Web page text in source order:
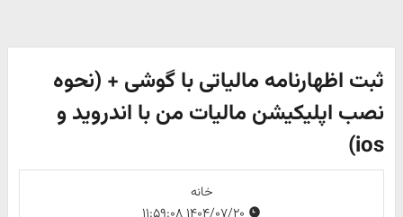
ثبت اظهارنامه مالیاتی با گوشی + (نحوه
نصب اپلیکیشن مالیات من با اندروید و
ios)
خانه